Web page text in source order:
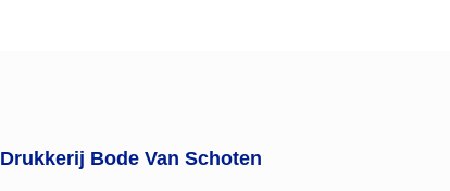
Drukkerij Bode Van Schoten